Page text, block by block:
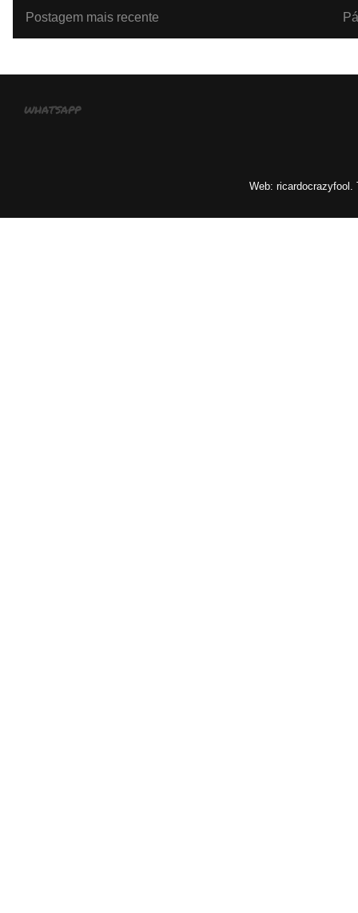
Postagem mais recente
whatsapp
Web: